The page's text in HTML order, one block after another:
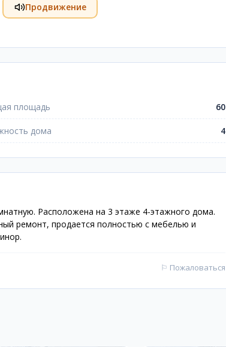
Продвижение
площадь 60
дома 4
Расположена на 3 этаже 4-этажного дома.
ремонт, продается полностью с мебелью и
⚐ Пожаловаться